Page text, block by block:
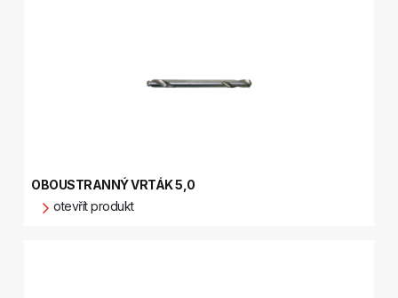
OBOUSTRANNÝ VRTÁK 5,0
otevřít produkt